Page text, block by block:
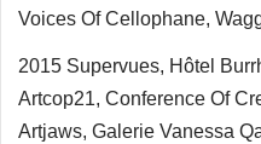
Voices Of Cellophane,
2015 Supervues, Hôtel
Artcop21, Conference Of
Artjaws, Galerie Vanessa